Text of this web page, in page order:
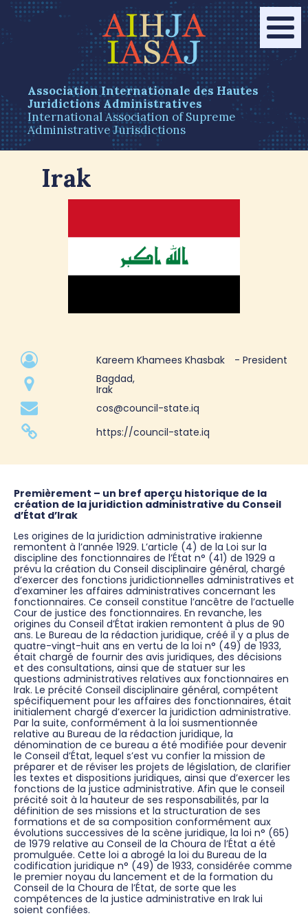
Association Internationale des Hautes
Juridictions Administratives
International Association of Supreme
Administrative Jurisdictions
Irak
Kareem Khamees Khasbak
- President
Bagdad,
Irak
cos@council-state.iq
https://council-state.iq
Premièrement – un bref aperçu historique de la
création de la juridiction administrative du Conseil
d’État d’Irak
Les origines de la juridiction administrative irakienne
remontent à l’année 1929. L’article (4) de la Loi sur la
discipline des fonctionnaires de l’État n° (41) de 1929 a
prévu la création du Conseil disciplinaire général, chargé
d’exercer des fonctions juridictionnelles administratives et
d’examiner les affaires administratives concernant les
fonctionnaires. Ce conseil constitue l’ancêtre de l’actuelle
Cour de justice des fonctionnaires. En revanche, les
origines du Conseil d’État irakien remontent à plus de 90
ans. Le Bureau de la rédaction juridique, créé il y a plus de
quatre-vingt-huit ans en vertu de la loi n° (49) de 1933,
était chargé de fournir des avis juridiques, des décisions
et des consultations, ainsi que de statuer sur les
questions administratives relatives aux fonctionnaires en
Irak. Le précité Conseil disciplinaire général, compétent
spécifiquement pour les affaires des fonctionnaires, était
initialement chargé d’exercer la juridiction administrative.
Par la suite, conformément à la loi susmentionnée
relative au Bureau de la rédaction juridique, la
dénomination de ce bureau a été modifiée pour devenir
le Conseil d’État, lequel s’est vu confier la mission de
préparer et de réviser les projets de législation, de clarifier
les textes et dispositions juridiques, ainsi que d’exercer les
fonctions de la justice administrative. Afin que le conseil
précité soit à la hauteur de ses responsabilités, par la
définition de ses missions et la structuration de ses
formations et de sa composition conformément aux
évolutions successives de la scène juridique, la loi n° (65)
de 1979 relative au Conseil de la Choura de l’État a été
promulguée. Cette loi a abrogé la loi du Bureau de la
codification juridique n° (49) de 1933, considérée comme
le premier noyau du lancement et de la formation du
Conseil de la Choura de l’État, de sorte que les
compétences de la justice administrative en Irak lui
soient confiées.